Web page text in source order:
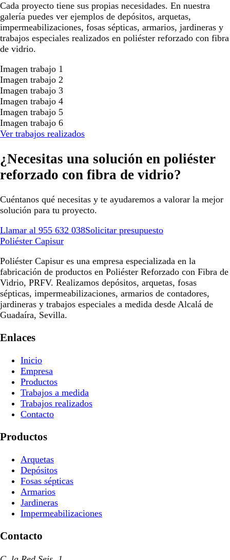
Cada proyecto tiene sus propias necesidades. En nuestra
galería puedes ver ejemplos de depósitos, arquetas,
impermeabilizaciones, fosas sépticas, armarios, jardineras y
trabajos especiales realizados en poliéster reforzado con fibra
de vidrio.
Imagen trabajo 1
Imagen trabajo 2
Imagen trabajo 3
Imagen trabajo 4
Imagen trabajo 5
Imagen trabajo 6
Ver trabajos realizados
¿Necesitas una solución en poliéster
reforzado con fibra de vidrio?
Cuéntanos qué necesitas y te ayudaremos a valorar la mejor
solución para tu proyecto.
Llamar al 955 632 038Solicitar presupuesto
Poliéster Capisur
Poliéster Capisur es una empresa especializada en la
fabricación de productos en Poliéster Reforzado con Fibra de
Vidrio, PRFV. Realizamos depósitos, arquetas, fosas
sépticas, impermeabilizaciones, armarios de contadores,
jardineras y trabajos especiales a medida desde Alcalá de
Guadaíra, Sevilla.
Enlaces
Inicio
Empresa
Productos
Trabajos a medida
Trabajos realizados
Contacto
Productos
Arquetas
Depósitos
Fosas sépticas
Armarios
Jardineras
Impermeabilizaciones
Contacto